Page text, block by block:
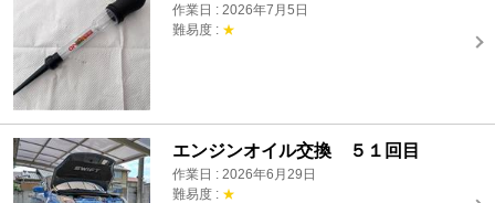
作業日 : 2026年7月5日
難易度 : ★
エンジンオイル交換 ５１回目
作業日 : 2026年6月29日
難易度 : ★